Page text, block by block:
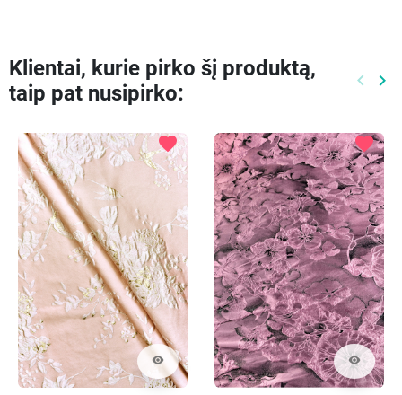
Klientai, kurie pirko šį produktą,
taip pat nusipirko:
keyboard_arrow_left keyboard_arrow_right
visibility
favorite
visibility
favorite